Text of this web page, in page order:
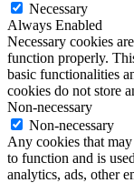
Necessary
Always Enabled
Necessary cookies
function properly.
basic functionalities
cookies do not store
Non-necessary
Non-necessary
Any cookies that
to function and is
analytics, ads, other